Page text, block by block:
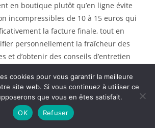
en boutique plutôt qu’en ligne évite
incompressibles de 10 à 15 euros qui
la facture finale, tout en
personnellement la fraîcheur des
et d’obtenir des conseils d’entretien
semaines à l’avance sécurise des tarifs
proposés par de nombreux
de planifier sereinement leurs
et garantir la disponibilité des variétés
cookies pour vous garantir la meilleure
site web. Si vous continuez à utiliser ce
que vous en êtes satisfait.
OK
Refuser